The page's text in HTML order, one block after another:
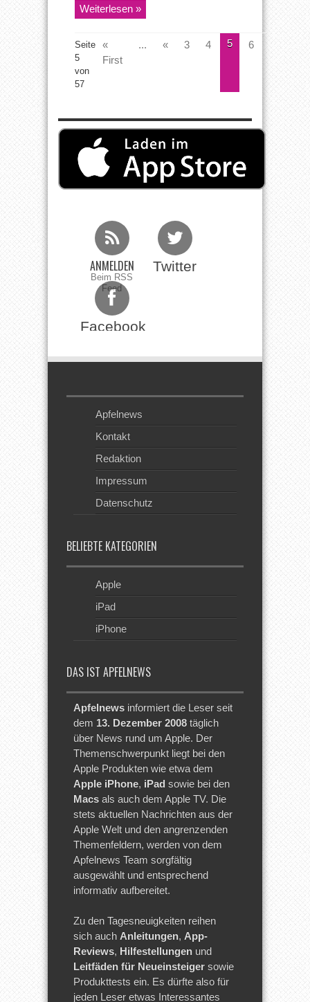
Weiterlesen »
Seite
5
von
57
«
First
... « 3 4 5 6 7
ANMELDEN
Beim RSS
Feed
Twitter
Facebook
Apfelnews
Kontakt
Redaktion
Impressum
Datenschutz
BELIEBTE KATEGORIEN
Apple
iPad
iPhone
DAS IST APFELNEWS
Apfelnews informiert die Leser seit
dem 13. Dezember 2008 täglich
über News rund um Apple. Der
Themenschwerpunkt liegt bei den
Apple Produkten wie etwa dem
Apple iPhone, iPad sowie bei den
Macs als auch dem Apple TV. Die
stets aktuellen Nachrichten aus der
Apple Welt und den angrenzenden
Themenfeldern, werden von dem
Apfelnews Team sorgfältig
ausgewählt und entsprechend
informativ aufbereitet.
Zu den Tagesneuigkeiten reihen
sich auch Anleitungen, App-
Reviews, Hilfestellungen und
Leitfäden für Neueinsteiger sowie
Produkttests ein. Es dürfte also für
jeden Leser etwas Interessantes